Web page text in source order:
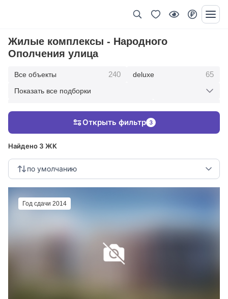
Жилые комплексы - Народного
Ополчения улица
Все объекты 240 deluxe 65
123 клубные дома
Показать все подборки
Найдено 3 ЖК
по умолчанию
Открыть фильтр 3
Год сдачи 2014